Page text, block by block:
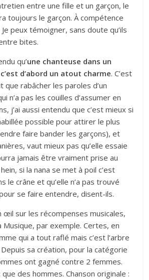
entre une fille et un garçon, le
toujours le garçon. À compétence
peux témoigner, sans doute qu’ils
bites.
qu’une chanteuse dans un
d’abord un atout charme. C’est
que rabâcher les paroles d’un
n’a pas les couilles d’assumer en
j’ai aussi entendu que c’est mieux si
possible pour attirer le plus
faire bander les garçons), et
vaut mieux pas qu’elle essaie
jamais être vraiment prise au
si la nana se met à poil c’est
le crâne et qu’elle n’a pas trouvé
se faire entendre, disent-ils.
œil sur les récompenses musicales,
Musique, par exemple. Certes, en
qui a tout raflé mais c’est l’arbre
sa création, pour la catégorie
ont gagné contre 2 femmes.
que des hommes. Chanson originale :